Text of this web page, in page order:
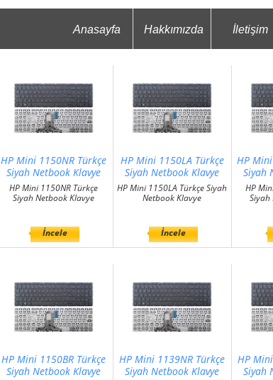
Anasayfa Hakkımızda İletişim
HP Mini 1150NR Türkçe
Siyah Netbook Klavye
HP Mini 1150NR Türkçe
Siyah Netbook Klavye
İncele
HP Mini 1150LA Türkçe
Siyah Netbook Klavye
HP Mini 1150LA Türkçe Siyah
Netbook Klavye
İncele
HP
Siyah
HP
Siyah
HP Mini 1150BR Türkçe
Siyah Netbook Klavye
HP Mini 1139NR Türkçe
Siyah Netbook Klavye
HP
Siyah